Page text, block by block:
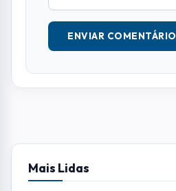
ENVIAR COMENTÁRIO
Mais Lidas